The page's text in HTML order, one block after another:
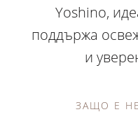
Yoshino,
поддържа
и
ЗАЩО Е